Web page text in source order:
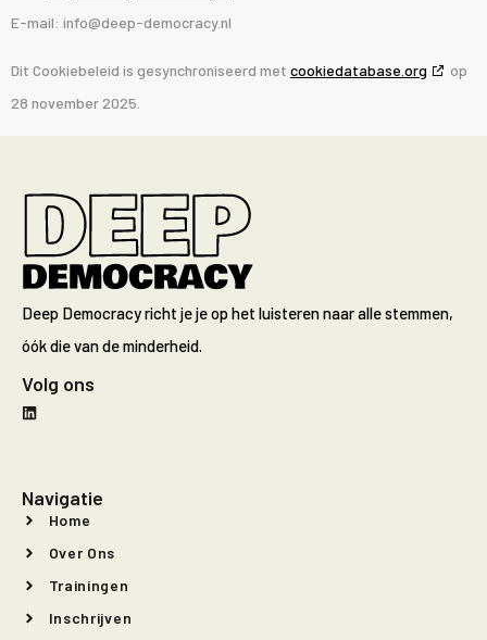
E-mail: info@deep-democracy.nl
Dit Cookiebeleid is gesynchroniseerd met cookiedatabase.org
op
28 november 2025.
Deep Democracy richt je je op het luisteren naar alle stemmen,
óók die van de minderheid.
Volg ons
Navigatie
Home
Over Ons
Trainingen
Inschrijven